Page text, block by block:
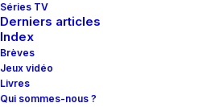
Séries TV
Derniers articles
Index
Brèves
Jeux vidéo
Livres
Qui sommes-nous ?